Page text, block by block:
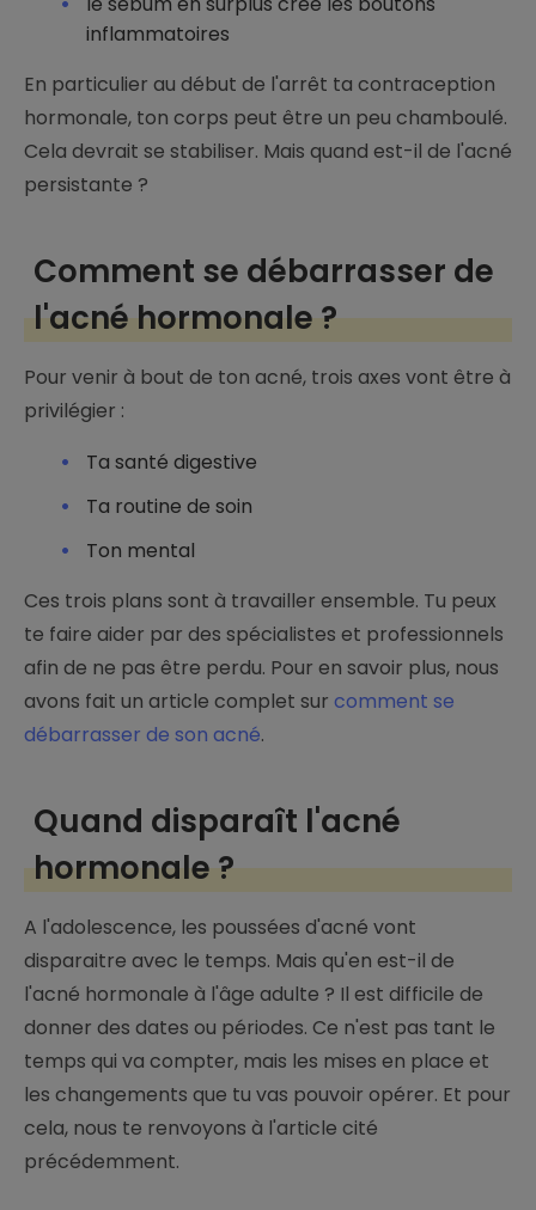
inflammatoires
En particulier au début de l'arrêt ta contraception
hormonale, ton corps peut être un peu chamboulé.
Cela devrait se stabiliser. Mais quand est-il de l'acné
persistante ?
Comment se débarrasser de
l'acné hormonale ?
Pour venir à bout de ton acné, trois axes vont être à
privilégier :
Ta santé digestive
Ta routine de soin
Ton mental
Ces trois plans sont à travailler ensemble. Tu peux
te faire aider par des spécialistes et professionnels
afin de ne pas être perdu. Pour en savoir plus, nous
avons fait un article complet sur comment se
débarrasser de son acné.
Quand disparaît l'acné
hormonale ?
A l'adolescence, les poussées d'acné vont
disparaitre avec le temps. Mais qu'en est-il de
l'acné hormonale à l'âge adulte ? Il est difficile de
donner des dates ou périodes. Ce n'est pas tant le
temps qui va compter, mais les mises en place et
les changements que tu vas pouvoir opérer. Et pour
cela, nous te renvoyons à l'article cité
précédemment.